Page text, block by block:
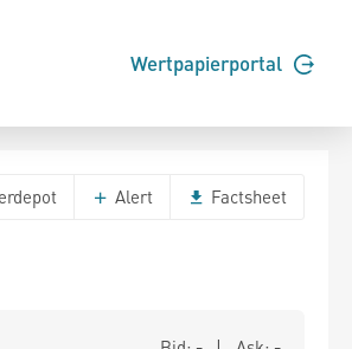
Wertpapierportal
Alert Factsheet